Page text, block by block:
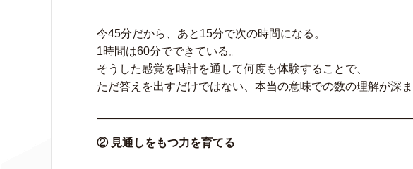
今45分だから、あと15分で次の時間になる。
1時間は60分でできている。
そうした感覚を時計を通して何度も体験することで、
ただ答えを出すだけではない、本当の意味での数の理解が深ま
② 見通しをもつ力を育てる